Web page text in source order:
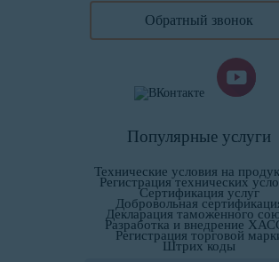
Обратный звонок
Популярные услуги
Технические условия на
Регистрация технических
Сертификация услуг
Добровольная
Декларация таможенного
Разработка и внедрение
Регистрация торговой
Штрих коды